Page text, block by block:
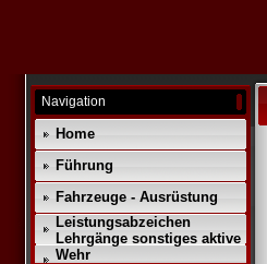
Navigation
Home
Führung
Fahrzeuge - Ausrüstung
Leistungsabzeichen
Lehrgänge sonstiges aktive
Wehr